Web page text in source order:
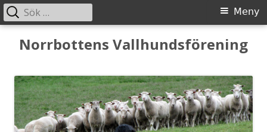
Norrbottens Vallhundsförening
Primär
meny
Meny
Sök
efter: